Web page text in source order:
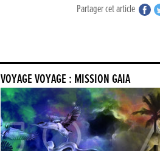
Partager cet article
VOYAGE VOYAGE : MISSION GAÏA